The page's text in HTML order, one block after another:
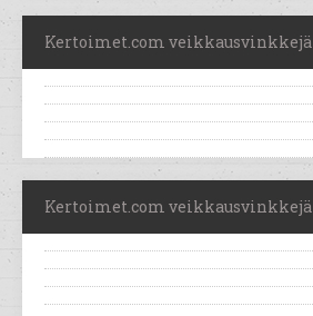
Kertoimet.com veikkausvinkkejä
Kertoimet.com veikkausvinkkejä